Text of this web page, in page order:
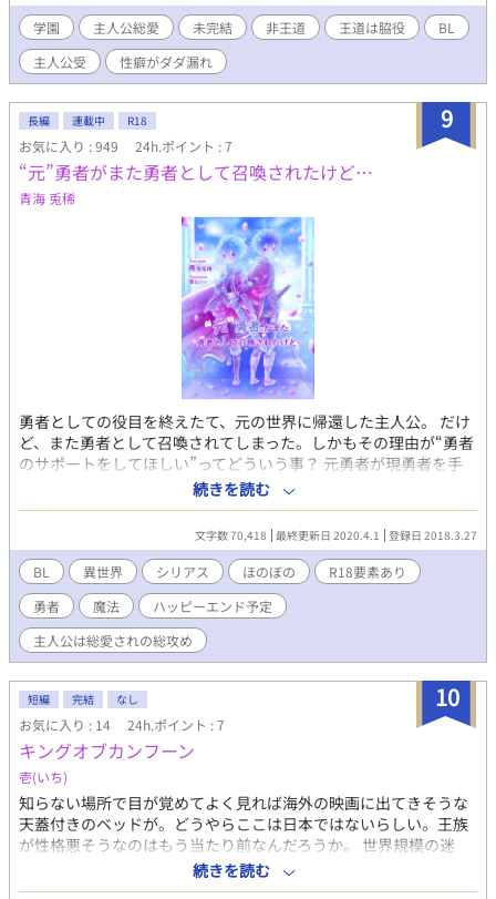
学園 主人公総愛 未完結 非王道 王道は脇役
BL
主人公受
性癖がダダ漏れ
9
長編 連載中 R18
お気に入り : 949 24h.ポイント : 7
“元”勇者がまた勇者として召喚されたけど…
青海 兎稀
勇者としての役目を終えたて、元の世界に帰還した主人公。 だけ
ど、また勇者として召喚されてしまった。しかもその理由が“勇者
のサポートをしてほしい”ってどういう事？ 元勇者が現勇者を手
助けする物語……ではないです。 ※主人公総愛されの総攻めにな
ります。 ※今後の展開についての質問などはお答え致しませんの
続きを読む
文字数 70,418 最終更新日 2020.4.1 登録日 2018.3.27
BL 異世界 シリアス ほのぼの
R18要素あり
勇者
魔法
ハッピーエンド予定
主人公は総愛されの総攻め
10
短編 完結 なし
お気に入り : 14 24h.ポイント : 7
キングオブカンフーン
壱(いち)
知らない場所で目が覚めてよく見れば海外の映画に出てきそうな
天蓋付きのベッドが。どうやらここは日本ではないらしい。王族
が性格悪そうなのはもう当たり前なんだろうか。 世界規模の迷
子、異世界トリップ、主人公総愛。ある意味ザマァ展開の非王
道。 →完全なる見切り発車。中途半端ですが完結です。
続きを読む